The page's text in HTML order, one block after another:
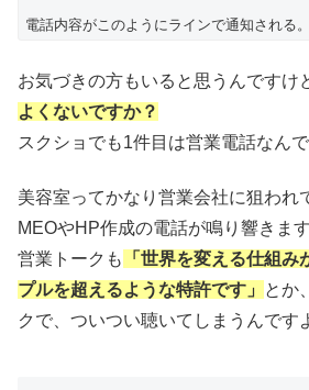
電話内容がこのようにラインで通知される
お気づきの方もいると思うんですけ
よくないですか？
スクショでも1件目は営業電話なんで
美容室ってかなり営業会社に狙われ
MEOやHP作成の電話が鳴り響きま
営業トークも
「世界を変える仕組
プルを超えるような特許です」
とか
クで、ついつい聴いてしまうんです